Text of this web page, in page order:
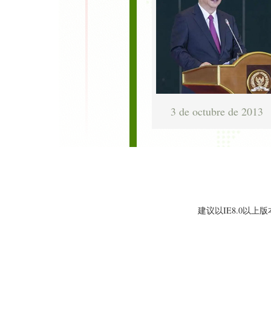
3 de octubre de 2013
建议以IE8.0以上版